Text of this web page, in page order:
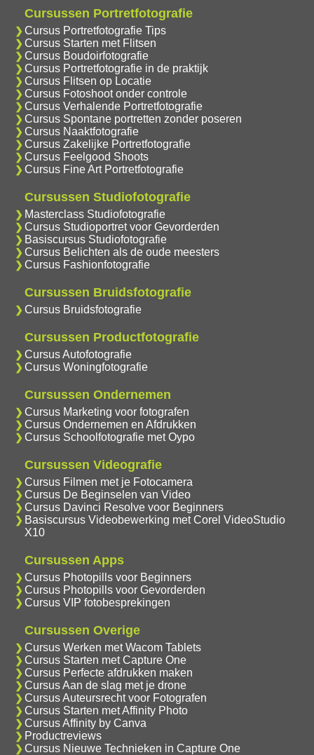
Cursussen Portretfotografie
Cursus Portretfotografie Tips
Cursus Starten met Flitsen
Cursus Boudoirfotografie
Cursus Portretfotografie in de praktijk
Cursus Flitsen op Locatie
Cursus Fotoshoot onder controle
Cursus Verhalende Portretfotografie
Cursus Spontane portretten zonder poseren
Cursus Naaktfotografie
Cursus Zakelijke Portretfotografie
Cursus Feelgood Shoots
Cursus Fine Art Portretfotografie
Cursussen Studiofotografie
Masterclass Studiofotografie
Cursus Studioportret voor Gevorderden
Basiscursus Studiofotografie
Cursus Belichten als de oude meesters
Cursus Fashionfotografie
Cursussen Bruidsfotografie
Cursus Bruidsfotografie
Cursussen Productfotografie
Cursus Autofotografie
Cursus Woningfotografie
Cursussen Ondernemen
Cursus Marketing voor fotografen
Cursus Ondernemen en Afdrukken
Cursus Schoolfotografie met Oypo
Cursussen Videografie
Cursus Filmen met je Fotocamera
Cursus De Beginselen van Video
Cursus Davinci Resolve voor Beginners
Basiscursus Videobewerking met Corel VideoStudio
X10
Cursussen Apps
Cursus Photopills voor Beginners
Cursus Photopills voor Gevorderden
Cursus VIP fotobesprekingen
Cursussen Overige
Cursus Werken met Wacom Tablets
Cursus Starten met Capture One
Cursus Perfecte afdrukken maken
Cursus Aan de slag met je drone
Cursus Auteursrecht voor Fotografen
Cursus Starten met Affinity Photo
Cursus Affinity by Canva
Productreviews
Cursus Nieuwe Technieken in Capture One